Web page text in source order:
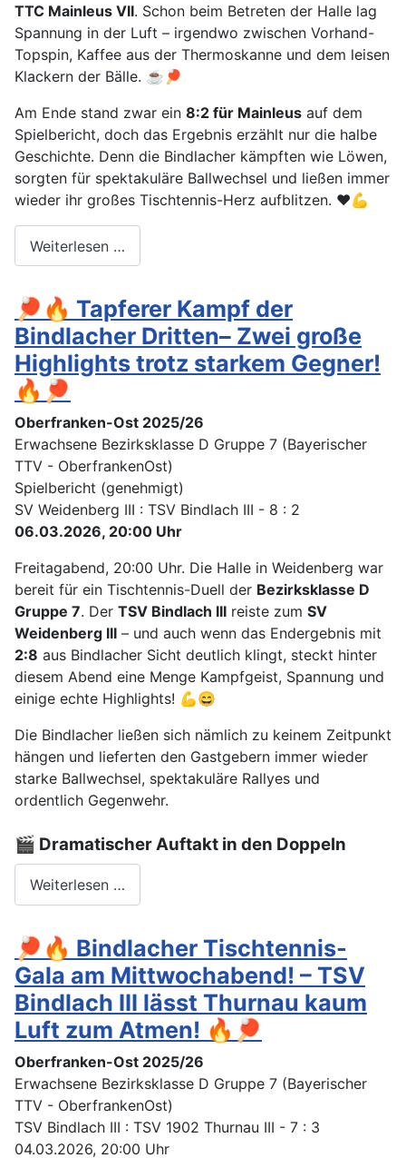
TTC Mainleus VII. Schon beim Betreten der Halle lag
Spannung in der Luft – irgendwo zwischen Vorhand-
Topspin, Kaffee aus der Thermoskanne und dem leisen
Klackern der Bälle. ☕🏓
Am Ende stand zwar ein 8:2 für Mainleus auf dem
Spielbericht, doch das Ergebnis erzählt nur die halbe
Geschichte. Denn die Bindlacher kämpften wie Löwen,
sorgten für spektakuläre Ballwechsel und ließen immer
wieder ihr großes Tischtennis-Herz aufblitzen. ❤️💪
Weiterlesen …
🏓🔥 Tapferer Kampf der
Bindlacher Dritten– Zwei große
Highlights trotz starkem Gegner!
🔥🏓
Oberfranken-Ost 2025/26
Erwachsene Bezirksklasse D Gruppe 7 (Bayerischer
TTV - OberfrankenOst)
Spielbericht (genehmigt)
SV Weidenberg III : TSV Bindlach III - 8 : 2
06.03.2026, 20:00 Uhr
Freitagabend, 20:00 Uhr. Die Halle in Weidenberg war
bereit für ein Tischtennis-Duell der Bezirksklasse D
Gruppe 7. Der TSV Bindlach III reiste zum SV
Weidenberg III – und auch wenn das Endergebnis mit
2:8 aus Bindlacher Sicht deutlich klingt, steckt hinter
diesem Abend eine Menge Kampfgeist, Spannung und
einige echte Highlights! 💪😄
Die Bindlacher ließen sich nämlich zu keinem Zeitpunkt
hängen und lieferten den Gastgebern immer wieder
starke Ballwechsel, spektakuläre Rallyes und
ordentlich Gegenwehr.
🎬 Dramatischer Auftakt in den Doppeln
Weiterlesen …
🏓🔥 Bindlacher Tischtennis-
Gala am Mittwochabend! – TSV
Bindlach III lässt Thurnau kaum
Luft zum Atmen! 🔥🏓
Oberfranken-Ost 2025/26
Erwachsene Bezirksklasse D Gruppe 7 (Bayerischer
TTV - OberfrankenOst)
TSV Bindlach III : TSV 1902 Thurnau III - 7 : 3
04.03.2026, 20:00 Uhr